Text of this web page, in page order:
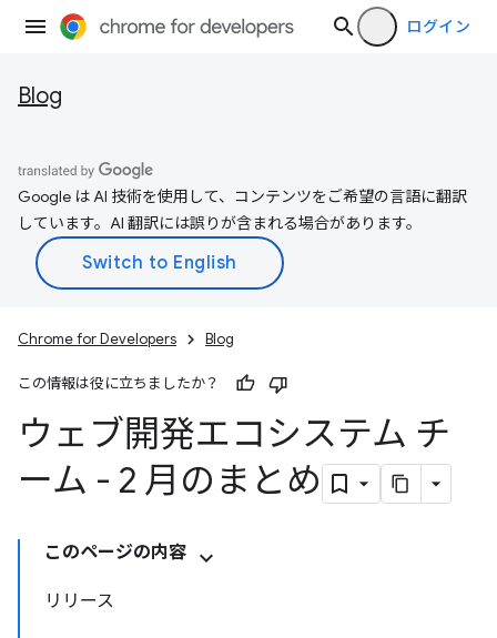
ログイン
Blog
Google は AI 技術を使用して、コンテンツをご希望の言語に翻訳
しています。AI 翻訳には誤りが含まれる場合があります。
Chrome for Developers Blog
この情報は役に立ちましたか？
ウェブ開発エコシステム チ
ーム - 2 月のまとめ
このページの内容
リリース